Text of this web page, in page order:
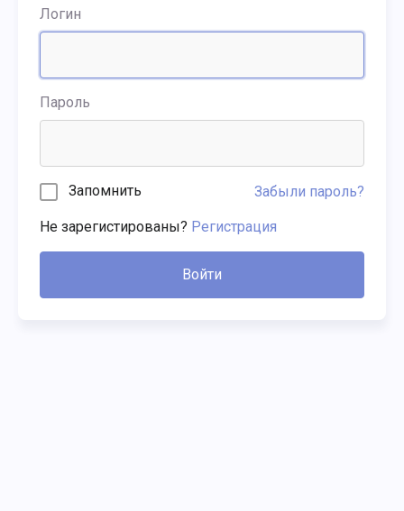
Логин
Пароль
Запомнить Забыли пароль?
Не зарегистированы? Регистрация